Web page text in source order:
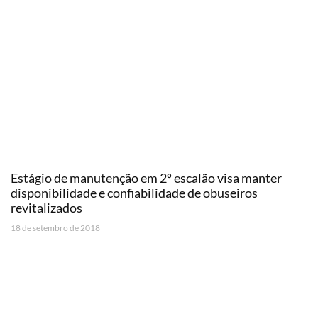
Estágio de manutenção em 2º escalão visa manter
disponibilidade e confiabilidade de obuseiros
revitalizados
18 de setembro de 2018